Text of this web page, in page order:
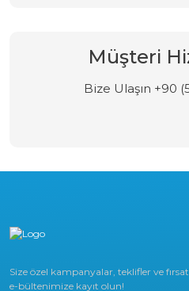
Müşteri
Bize Ulaşın +90
Size özel kampanyalar, teklifler ve
e-bültenimize kayıt olun!